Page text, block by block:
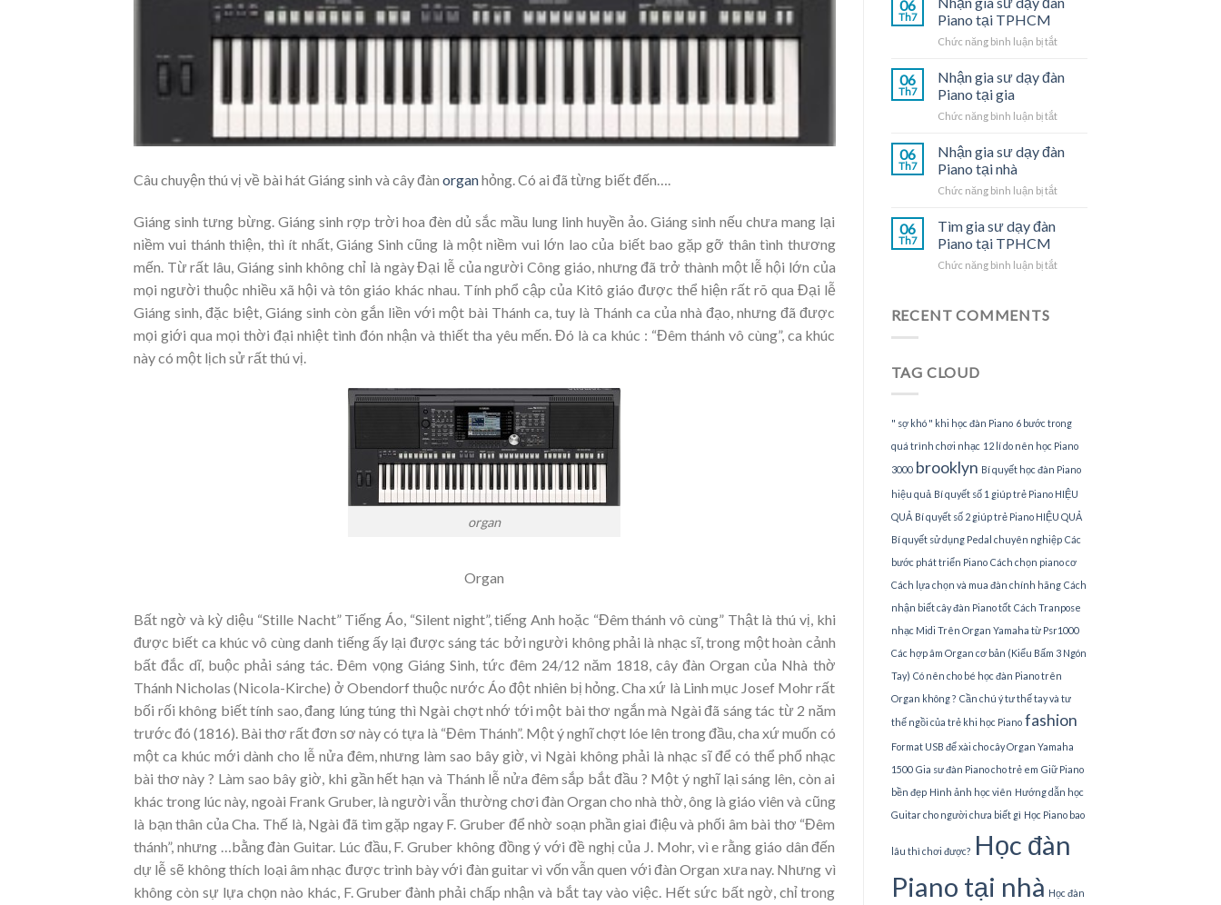
Câu chuyện thú vị về bài hát Giáng sinh và cây đàn organhỏng. Có ai đã từng biết đến….
Giáng sinh tưng bừng. Giáng sinh rợp trời hoa đèn dủ sắc mầu lung linh huyền ảo. Giáng sinh nếu chưa mang lại
niềm vui thánh thiện, thì ít nhất, Giáng Sinh cũng là một niềm vui lớn lao của biết bao gặp gỡ thân tình thương
mến. Từ rất lâu, Giáng sinh không chỉ là ngày Đại lễ của người Công giáo, nhưng đã trở thành một lễ hội lớn của
mọi người thuộc nhiều xã hội và tôn giáo khác nhau. Tính phổ cập của Kitô giáo được thể hiện rất rõ qua Đại lễ
Giáng sinh, đặc biệt, Giáng sinh còn gắn liền với một bài Thánh ca, tuy là Thánh ca của nhà đạo, nhưng đã được
mọi giới qua mọi thời đại nhiệt tình đón nhận và thiết tha yêu mến. Đó là ca khúc : “Đêm thánh vô cùng”, ca khúc
này có một lịch sử rất thú vị.
organ
Organ
Bất ngờ và kỳ diệu “Stille Nacht” Tiếng Áo, “Silent night”, tiếng Anh hoặc “Đêm thánh vô cùng” Thật là thú vị, khi
được biết ca khúc vô cùng danh tiếng ấy lại được sáng tác bởi người không phải là nhạc sĩ, trong một hoàn cảnh
bất đắc dĩ, buộc phải sáng tác. Đêm vọng Giáng Sinh, tức đêm 24/12 năm 1818, cây đàn Organ của Nhà thờ
Thánh Nicholas (Nicola-Kirche) ở Obendorf thuộc nước Áo đột nhiên bị hỏng. Cha xứ là Linh mục Josef Mohr rất
bối rối không biết tính sao, đang lúng túng thì Ngài chợt nhớ tới một bài thơ ngắn mà Ngài đã sáng tác từ 2 năm
trước đó (1816). Bài thơ rất đơn sơ này có tựa là “Đêm Thánh”. Một ý nghĩ chợt lóe lên trong đầu, cha xứ muốn có
một ca khúc mới dành cho lễ nửa đêm, nhưng làm sao bây giờ, vì Ngài không phải là nhạc sĩ để có thể phổ nhạc
bài thơ này ? Làm sao bây giờ, khi gần hết hạn và Thánh lễ nửa đêm sắp bắt đầu ? Một ý nghĩ lại sáng lên, còn ai
khác trong lúc này, ngoài Frank Gruber, là người vẫn thường chơi đàn Organ cho nhà thờ, ông là giáo viên và cũng
là bạn thân của Cha. Thế là, Ngài đã tìm gặp ngay F. Gruber để nhờ soạn phần giai điệu và phối âm bài thơ “Đêm
thánh”, nhưng …bằng đàn Guitar. Lúc đầu, F. Gruber không đồng ý với đề nghị của J. Mohr, vì e rằng giáo dân đến
dự lễ sẽ không thích loại âm nhạc được trình bày với đàn guitar vì vốn vẫn quen với đàn Organ xưa nay. Nhưng vì
không còn sự lựa chọn nào khác, F. Gruber đành phải chấp nhận và bắt tay vào việc. Hết sức bất ngờ, chỉ trong
Piano
nhà
06
Th7
Piano tại TPHCM
Chức năng bình luận bị tắtở
đàn
tại
06
Th7
Nhận gia sư dạy đàn
Piano tại gia
Chức năng bình luận bị tắtở
đàn
06
Th7
Nhận gia sư dạy đàn
Piano tại nhà
Chức năng bình luận bị tắtở
đàn
06
Th7
Tìm gia sư dạy đàn
Piano tại TPHCM
Chức năng bình luận bị tắtở
RECENT COMMENTS
TAG CLOUD
" sợ khó " khi học đàn Piano 6 bước trong
quá trình chơi nhạc 12 lí do nên học Piano
3000 brooklyn Bí quyết học đàn Piano
hiệu quả Bí quyết số 1 giúp trẻ Piano HIỆU
QUẢ Bí quyết số 2 giúp trẻ Piano HIỆU QUẢ
Bí quyết sử dụng Pedal chuyên nghiệp Các
bước phát triển Piano Cách chọn piano cơ
Cách lựa chọn và mua đàn chính hãng Cách
nhận biết cây đàn Piano tốt Cách Tranpose
nhạc Midi Trên Organ Yamaha từ Psr1000
Các hợp âm Organ cơ bản (Kiểu Bấm 3 Ngón
Tay) Có nên cho bé học đàn Piano trên
Organ không ? Cần chú ý tư thế tay và tư
thế ngồi của trẻ khi học Piano fashion
Format USB để xài cho cây Organ Yamaha
1500 Gia sư đàn Piano cho trẻ em Giữ Piano
bền đẹp Hình ảnh học viên Hướng dẫn học
Guitar cho người chưa biết gì Học Piano bao
lâu thì chơi được? Học đàn
Piano tại nhà Học đàn